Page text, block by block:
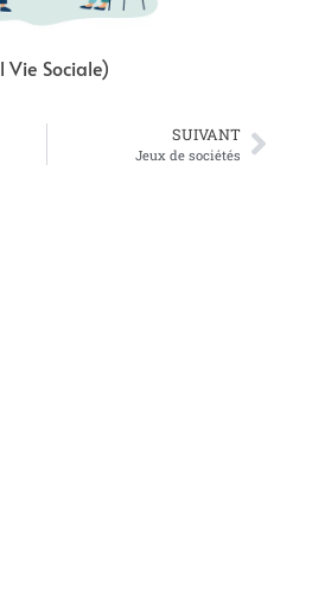
Vie Sociale)
SUIVANT
Jeux de sociétés